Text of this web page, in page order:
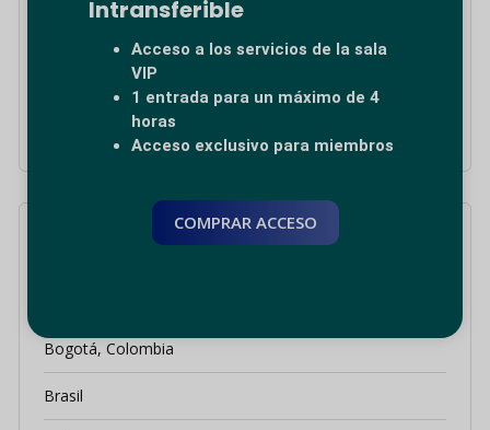
Global Lounge Network inaugura la nueva sala VIP
Harmony en la Terminal 2 de Ciudad de México (CDMX
Categorías
Bogotá, Colombia
Brasil
Intransferible
Acceso a los servicios de la sala
VIP
1 entrada para un máximo de 4
horas
Acceso exclusivo para miembros
COMPRAR ACCESO